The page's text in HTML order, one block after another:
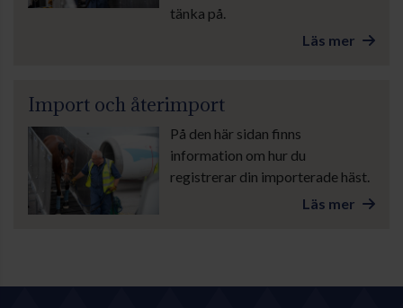
tänka på.
Läs mer
Import och återimport
På den här sidan finns
information om hur du
registrerar din importerade häst.
Läs mer